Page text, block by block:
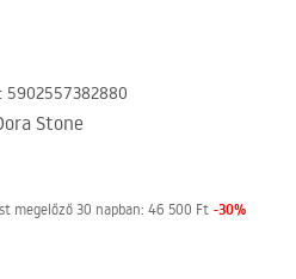
: 5902557382880
Stone
megelőző 30 napban: 46 500 Ft -30%